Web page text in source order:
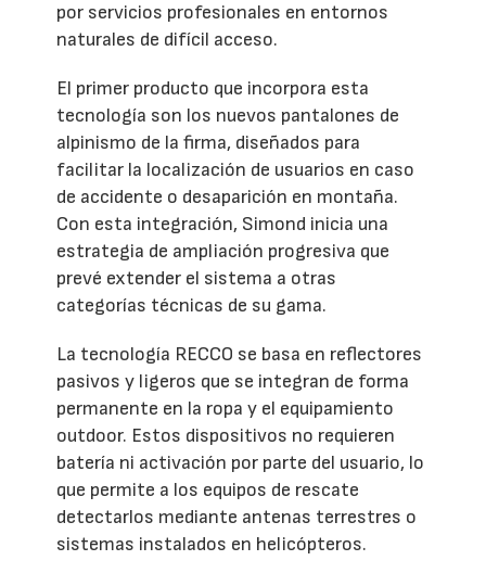
por servicios profesionales en entornos
naturales de difícil acceso.
El primer producto que incorpora esta
tecnología son los nuevos pantalones de
alpinismo de la firma, diseñados para
facilitar la localización de usuarios en caso
de accidente o desaparición en montaña.
Con esta integración, Simond inicia una
estrategia de ampliación progresiva que
prevé extender el sistema a otras
categorías técnicas de su gama.
La tecnología RECCO se basa en reflectores
pasivos y ligeros que se integran de forma
permanente en la ropa y el equipamiento
outdoor. Estos dispositivos no requieren
batería ni activación por parte del usuario, lo
que permite a los equipos de rescate
detectarlos mediante antenas terrestres o
sistemas instalados en helicópteros.